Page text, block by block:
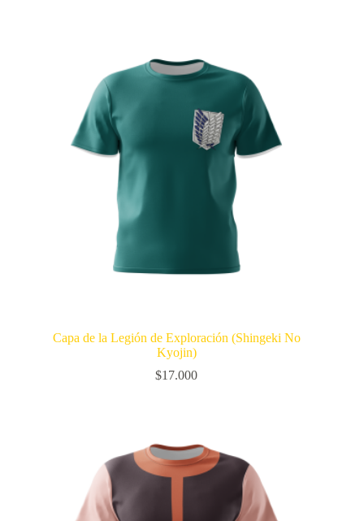
Capa de la Legión de Exploración (Shingeki No
Kyojin)
$17.000